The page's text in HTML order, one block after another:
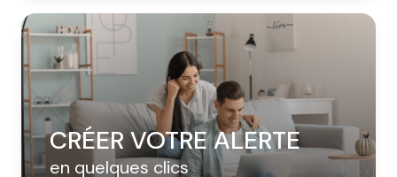
CRÉER VOTRE ALERTE
en quelques clics